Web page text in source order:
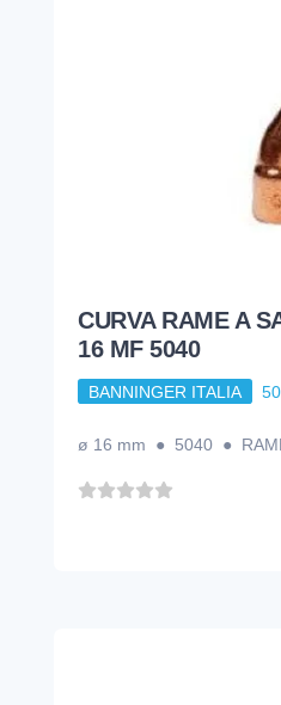
CURVA RAME A
16 MF 5040
BANNINGER ITALIA
ø 16 mm ● 5040 ●